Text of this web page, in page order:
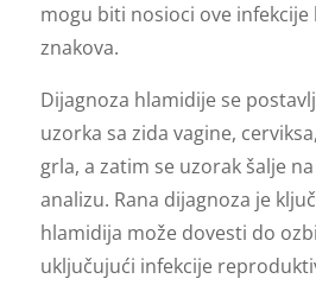
mogu biti nosioci ove infekcije
znakova.
Dijagnoza hlamidije se
uzorka sa zida vagine,
grla, a zatim se uzorak šalje
analizu. Rana dijagnoza je
hlamidija može dovesti do
uključujući infekcije